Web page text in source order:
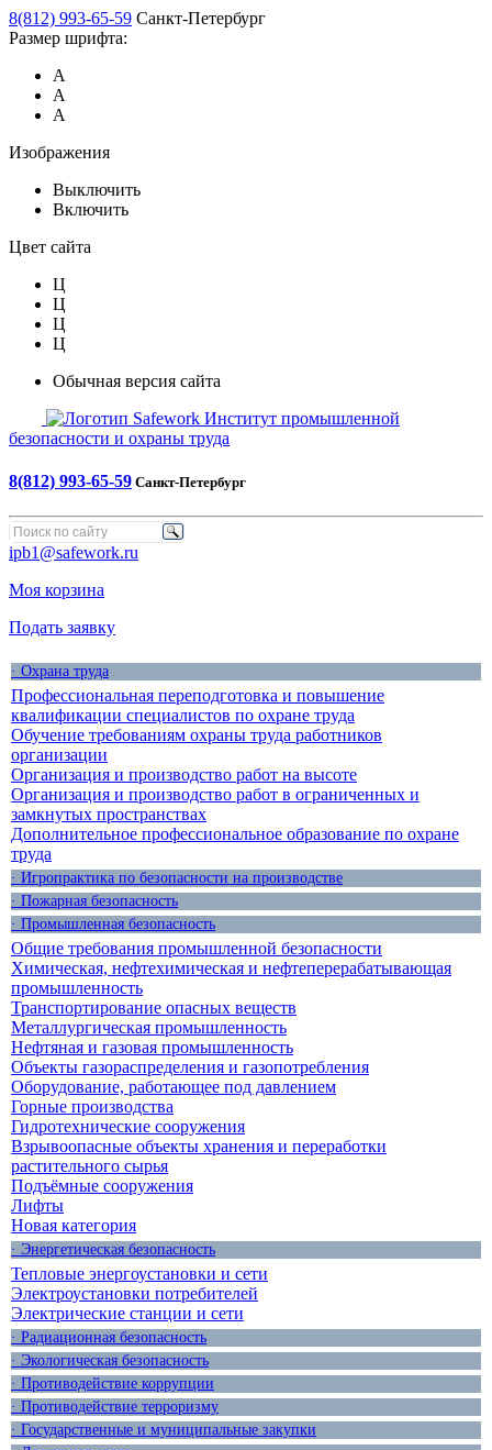
8(812) 993-65-59 Санкт-Петербург
Размер шрифта:
А
А
А
Изображения
Выключить
Включить
Цвет сайта
Ц
Ц
Ц
Ц
Обычная версия сайта
Safework Институт промышленной
безопасности и охраны труда
8(812) 993-65-59 Санкт-Петербург
ipb1@safework.ru
Моя корзина
Подать заявку
· Охрана труда
Профессиональная переподготовка и повышение
квалификации специалистов по охране труда
Обучение требованиям охраны труда работников
организации
Организация и производство работ на высоте
Организация и производство работ в ограниченных и
замкнутых пространствах
Дополнительное профессиональное образование по охране
труда
· Игропрактика по безопасности на производстве
· Пожарная безопасность
· Промышленная безопасность
Общие требования промышленной безопасности
Химическая, нефтехимическая и нефтеперерабатывающая
промышленность
Транспортирование опасных веществ
Металлургическая промышленность
Нефтяная и газовая промышленность
Объекты газораспределения и газопотребления
Оборудование, работающее под давлением
Горные производства
Гидротехнические сооружения
Взрывоопасные объекты хранения и переработки
растительного сырья
Подъёмные сооружения
Лифты
Новая категория
· Энергетическая безопасность
Тепловые энергоустановки и сети
Электроустановки потребителей
Электрические станции и сети
· Радиационная безопасность
· Экологическая безопасность
· Противодействие коррупции
· Противодействие терроризму
· Государственные и муниципальные закупки